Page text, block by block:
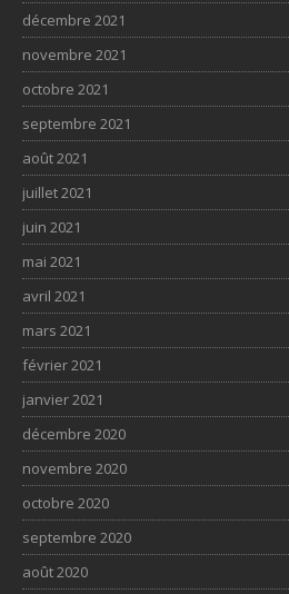
décembre 2021
novembre 2021
octobre 2021
septembre 2021
août 2021
juillet 2021
juin 2021
mai 2021
avril 2021
mars 2021
février 2021
janvier 2021
décembre 2020
novembre 2020
octobre 2020
septembre 2020
août 2020